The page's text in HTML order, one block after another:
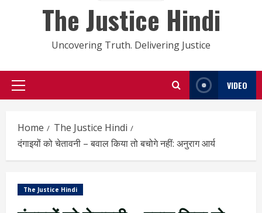
The Justice Hindi
Uncovering Truth. Delivering Justice
Primary
VIDEO
Home
The Justice Hindi
दंगाइयों को चेतावनी – बवाल किया तो बचोगे नहीं: अनुराग आर्य
The Justice Hindi